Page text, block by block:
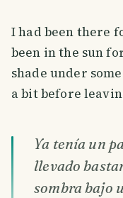
I had been there
been in the sun
shade under
a bit before
Ya tenía un
llevado
sombra bajo